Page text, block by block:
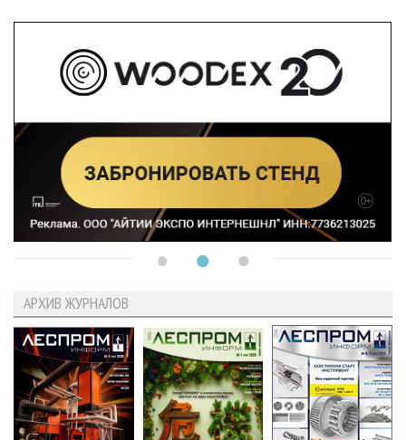
АРХИВ ЖУРНАЛОВ